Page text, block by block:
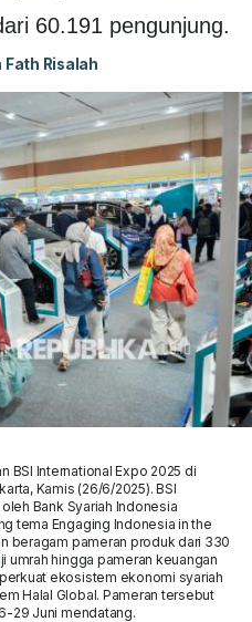
60.191 pengunjung.
Fath Risalah
BSI International Expo 2025 di
Kamis (26/6/2025). BSI
Bank Syariah Indonesia
tema Engaging Indonesia in the
beragam pameran produk dari 330
umrah hingga pameran keuangan
ekosistem ekonomi syariah
Halal Global. Pameran tersebut
29 Juni mendatang.